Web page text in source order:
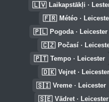
🇱🇻 Laikapstākļi ·
🇫🇷 Météo ·
🇵🇱 Pogoda · Leicester
🇨🇿 Počasí ·
🇵🇹 Tempo · Leicester
🇩🇰 Vejret · Leicester
🇸🇮 Vreme · Leicester
🇸🇪 Vädret · Leicester